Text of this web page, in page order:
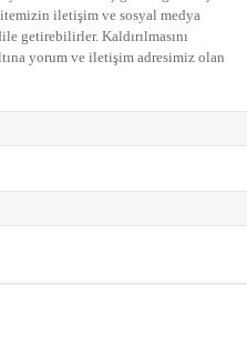
iletişim ve sosyal medya
getirebilirler. Kaldırılmasını
yorumve iletişim adresimiz olan